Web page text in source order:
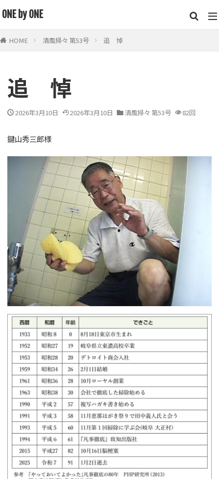
ONE by ONE
HOME 清風掃々 第53号 追 悼
追 悼
2026年3月10日 2026年3月10日 清風掃々 第53号 82回
鍵山秀三郎様